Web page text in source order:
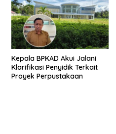
Kepala BPKAD Akui Jalani
Klarifikasi Penyidik Terkait
Proyek Perpustakaan